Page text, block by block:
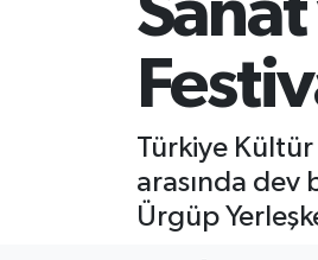
Türkiye
arasında dev
Ürgüp
Son Dakika Haberleri